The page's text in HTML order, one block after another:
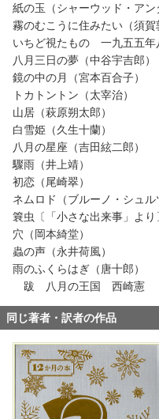
紙の玉（シャーウッド・アン
霧のむこうに住みたい（須賀
いちど視たもの 一九五五年
八月三日の夢（中谷宇吉郎）
鏡の中の月（宮本百合子）
トカトントン（太宰治）
山居（萩原朔太郎）
白雪姫（久生十蘭）
八月の星座（吉田絃二郎）
驟雨（井上靖）
初恋（尾崎翠）
ネムロド（ブルーノ・シュル
簔虫〔「小さな出来事」より
穴（岡本綺堂）
蟲の声（永井荷風）
雨のふくらはぎ（唐十郎）
跋 八月の王国 西崎憲
同じ著者・訳者の作品